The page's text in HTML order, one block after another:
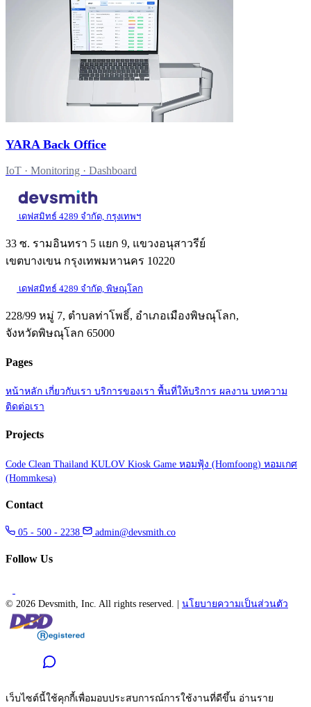
YARA Back Office
IoT · Monitoring · Dashboard
เดฟสมิทธ์ 4289 จำกัด, กรุงเทพฯ
33 ซ. รามอินทรา 5 แยก 9, แขวงอนุสาวรีย์
เขตบางเขน กรุงเทพมหานคร 10220
เดฟสมิทธ์ 4289 จำกัด, พิษณุโลก
228/99 หมู่ 7, ตำบลท่าโพธิ์, อำเภอเมืองพิษณุโลก,
จังหวัดพิษณุโลก 65000
Pages
หน้าหลัก เกี่ยวกับเรา บริการของเรา พื้นที่ให้บริการ ผลงาน บทความ
ติดต่อเรา
Projects
Code Clean Thailand KULOV Kiosk Game หอมฟุ้ง (Homfoong) หอมเกศ
(Hommkesa)
Contact
05 - 500 - 2238 admin@devsmith.co
Follow Us
© 2026 Devsmith, Inc. All rights reserved. | นโยบายความเป็นส่วนตัว
เว็บไซต์นี้ใช้คุกกี้เพื่อมอบประสบการณ์การใช้งานที่ดีขึ้น อ่านราย